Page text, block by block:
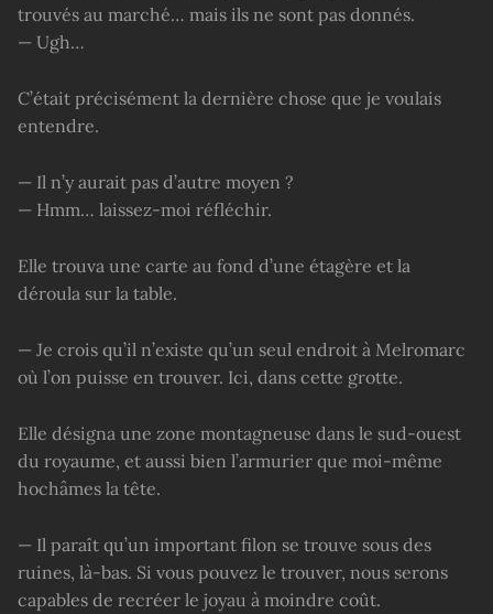
trouvés au marché… mais ils ne sont pas donnés.
— Ugh…
C’était précisément la dernière chose que je voulais
entendre.
— Il n’y aurait pas d’autre moyen ?
— Hmm… laissez-moi réfléchir.
Elle trouva une carte au fond d’une étagère et la
déroula sur la table.
— Je crois qu’il n’existe qu’un seul endroit à Melromarc
où l’on puisse en trouver. Ici, dans cette grotte.
Elle désigna une zone montagneuse dans le sud-ouest
du royaume, et aussi bien l’armurier que moi-même
hochâmes la tête.
— Il paraît qu’un important filon se trouve sous des
ruines, là-bas. Si vous pouvez le trouver, nous serons
capables de recréer le joyau à moindre coût.